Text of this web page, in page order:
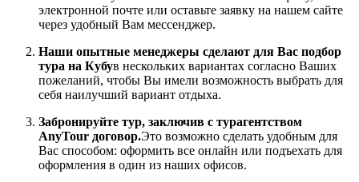
электронной почте или оставьте заявку на нашем сайте
через удобный Вам мессенджер.
Наши опытные менеджеры сделают для Вас подбор
тура на Кубув нескольких вариантах согласно Ваших
пожеланий, чтобы Вы имели возможность выбрать для
себя наилучший вариант отдыха.
Забронируйте тур, заключив с турагентством
AnyTour договор.Это возможно сделать удобным для
Вас способом: оформить все онлайн или подъехать для
оформления в один из наших офисов.